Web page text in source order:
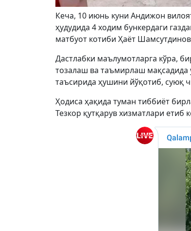
Кеча, 10 июнь куни Андижон
ҳудудида 4 ходим бункердаги
матбуот котиби Ҳаёт
Дастлабки маълумотларга кўра,
тозалаш ва таъмирлаш мақсадида
таъсирида ҳушини йўқотиб, суюқ
Ҳодиса ҳақида туман тиббиёт
Тезкор қутқарув хизматлари